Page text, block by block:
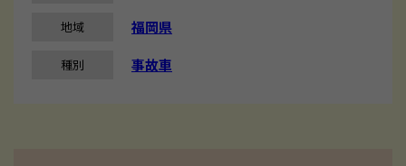
地域 福岡県
種別 事故車